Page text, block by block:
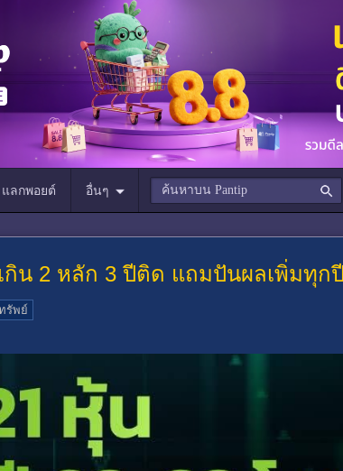
แลกพอยต์ อื่นๆ
กิน 2 หลัก 3 ปีติด แถมปันผลเพิ่มทุกปี
รัพย์